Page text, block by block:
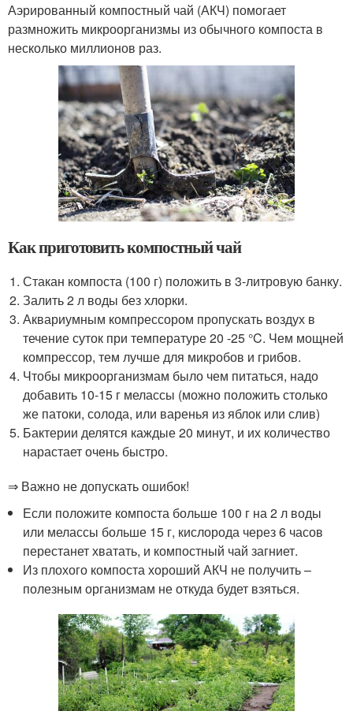
Аэрированный компостный чай (АКЧ) помогает
размножить микроорганизмы из обычного компоста в
несколько миллионов раз.
Как приготовить компостный чай
Стакан компоста (100 г) положить в 3-литровую банку.
Залить 2 л воды без хлорки.
Аквариумным компрессором пропускать воздух в
течение суток при температуре 20 -25 °C. Чем мощней
компрессор, тем лучше для микробов и грибов.
Чтобы микроорганизмам было чем питаться, надо
добавить 10-15 г мелассы (можно положить столько
же патоки, солода, или варенья из яблок или слив)
Бактерии делятся каждые 20 минут, и их количество
нарастает очень быстро.
⇒ Важно не допускать ошибок!
Если положите компоста больше 100 г на 2 л воды
или мелассы больше 15 г, кислорода через 6 часов
перестанет хватать, и компостный чай загниет.
Из плохого компоста хороший АКЧ не получить –
полезным организмам не откуда будет взяться.